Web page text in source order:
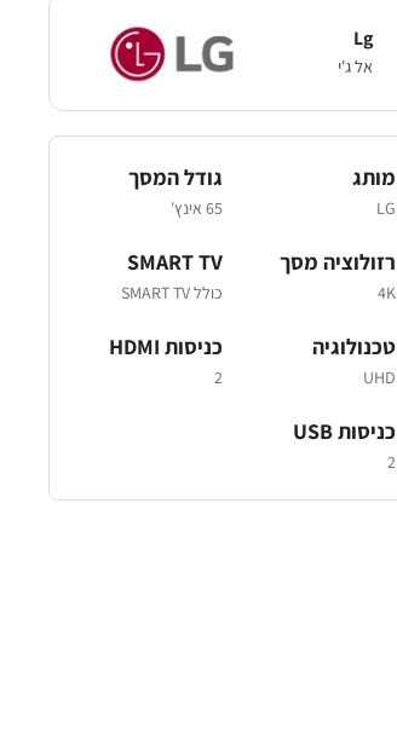
Lg
אל ג'י
מותג
LG
גודל המסך
65 אינץ'
רזולוציה מסך
4K
SMART TV
כולל SMART TV
טכנולוגיה
UHD
כניסות HDMI
2
כניסות USB
2